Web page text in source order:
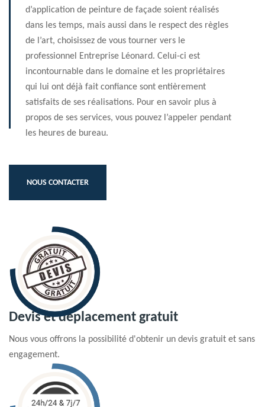
d’application de peinture de façade soient réalisés
dans les temps, mais aussi dans le respect des règles
de l’art, choisissez de vous tourner vers le
professionnel Entreprise Léonard. Celui-ci est
incontournable dans le domaine et les propriétaires
qui lui ont déjà fait confiance sont entièrement
satisfaits de ses réalisations. Pour en savoir plus à
propos de ses services, vous pouvez l’appeler pendant
les heures de bureau.
NOUS CONTACTER
Devis et déplacement gratuit
Nous vous offrons la possibilité d'obtenir un devis gratuit et sans
engagement.